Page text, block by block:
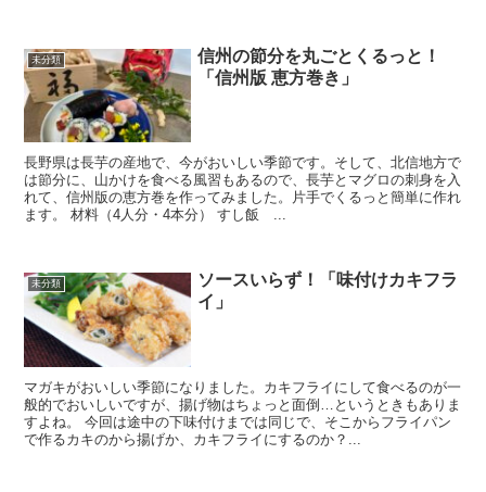
未分類
信州の節分を丸ごとくるっと！
「信州版 恵方巻き」
長野県は長芋の産地で、今がおいしい季節です。そして、北信地方で
は節分に、山かけを食べる風習もあるので、長芋とマグロの刺身を入
れて、信州版の恵方巻を作ってみました。片手でくるっと簡単に作れ
ます。 材料（4人分・4本分） すし飯 ...
未分類
ソースいらず！「味付けカキフラ
イ」
マガキがおいしい季節になりました。カキフライにして食べるのが一
般的でおいしいですが、揚げ物はちょっと面倒…というときもありま
すよね。 今回は途中の下味付けまでは同じで、そこからフライパン
で作るカキのから揚げか、カキフライにするのか？...